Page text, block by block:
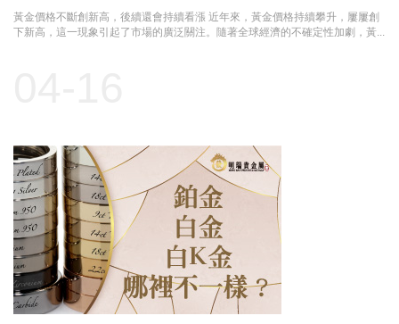
黃金價格不斷創新高，後續還會持續看漲 近年來，黃金價格持續攀升，屢屢創
下新高，這一現象引起了市場的廣泛關注。隨著全球經濟的不確定性加劇，黃...